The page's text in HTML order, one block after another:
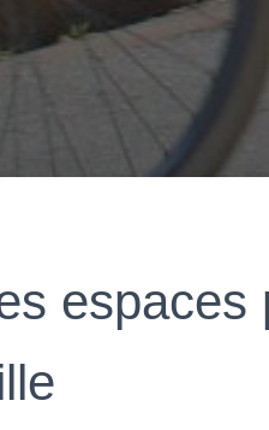
espaces